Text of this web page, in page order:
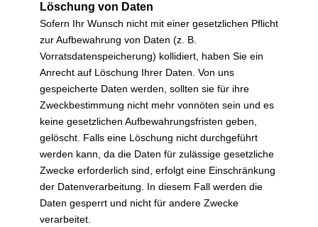
Löschung von Daten
Sofern Ihr Wunsch nicht mit einer gesetzlichen Pflicht
zur Aufbewahrung von Daten (z. B.
Vorratsdatenspeicherung) kollidiert, haben Sie ein
Anrecht auf Löschung Ihrer Daten. Von uns
gespeicherte Daten werden, sollten sie für ihre
Zweckbestimmung nicht mehr vonnöten sein und es
keine gesetzlichen Aufbewahrungsfristen geben,
gelöscht. Falls eine Löschung nicht durchgeführt
werden kann, da die Daten für zulässige gesetzliche
Zwecke erforderlich sind, erfolgt eine Einschränkung
der Datenverarbeitung. In diesem Fall werden die
Daten gesperrt und nicht für andere Zwecke
verarbeitet.